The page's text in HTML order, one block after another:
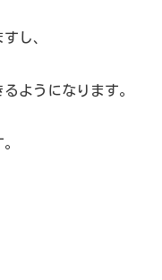
し、
ようになります。